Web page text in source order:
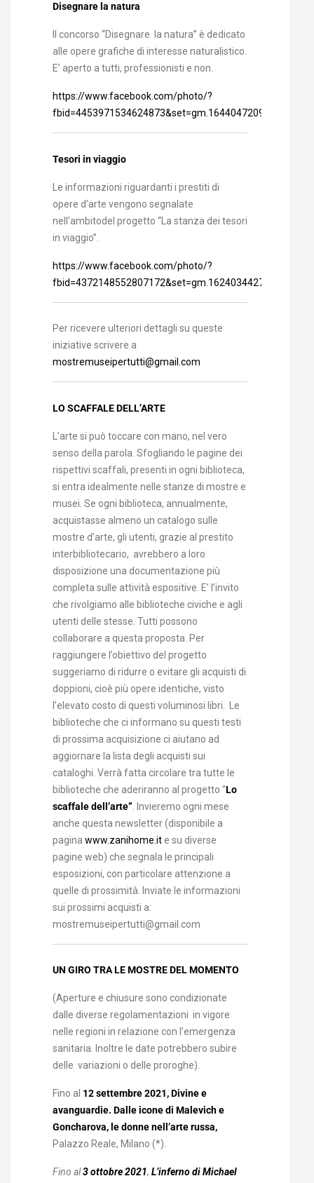
Disegnare la natura
Il concorso “Disegnare la natura” è dedicato
alle opere grafiche di interesse naturalistico.
E’ aperto a tutti, professionisti e non.
https://www.facebook.com/photo/?
fbid=4453971534624873&set=gm.1644047209119366
Tesori in viaggio
Le informazioni riguardanti i prestiti di
opere d’arte vengono segnalate
nell’ambitodel progetto “La stanza dei tesori
in viaggio”.
https://www.facebook.com/photo/?
fbid=4372148552807172&set=gm.1624034427787311
Per ricevere ulteriori dettagli su queste
iniziative scrivere a
mostremuseipertutti@gmail.com
LO SCAFFALE DELL’ARTE
L’arte si può toccare con mano, nel vero
senso della parola. Sfogliando le pagine dei
rispettivi scaffali, presenti in ogni biblioteca,
si entra idealmente nelle stanze di mostre e
musei. Se ogni biblioteca, annualmente,
acquistasse almeno un catalogo sulle
mostre d’arte, gli utenti, grazie al prestito
interbibliotecario, avrebbero a loro
disposizione una documentazione più
completa sulle attività espositive. E’ l’invito
che rivolgiamo alle biblioteche civiche e agli
utenti delle stesse. Tutti possono
collaborare a questa proposta. Per
raggiungere l’obiettivo del progetto
suggeriamo di ridurre o evitare gli acquisti di
doppioni, cioè più opere identiche, visto
l’elevato costo di questi voluminosi libri. Le
biblioteche che ci informano su questi testi
di prossima acquisizione ci aiutano ad
aggiornare la lista degli acquisti sui
cataloghi. Verrà fatta circolare tra tutte le
biblioteche che aderiranno al progetto “Lo
scaffale dell’arte” . Invieremo ogni mese
anche questa newsletter (disponibile a
pagina www.zanihome.ite su diverse
pagine web) che segnala le principali
esposizioni, con particolare attenzione a
quelle di prossimità. Inviate le informazioni
sui prossimi acquisti a:
mostremuseipertutti@gmail.com
UN GIRO TRA LE MOSTRE DEL MOMENTO
(Aperture e chiusure sono condizionate
dalle diverse regolamentazioni in vigore
nelle regioni in relazione con l’emergenza
sanitaria. Inoltre le date potrebbero subire
delle variazioni o delle proroghe).
Fino al 12 settembre 2021, Divine e
avanguardie. Dalle icone di Malevich e
Goncharova, le donne nell’arte russa,
Palazzo Reale, Milano (*).
Fino al3 ottobre 2021, L’inferno di Michael